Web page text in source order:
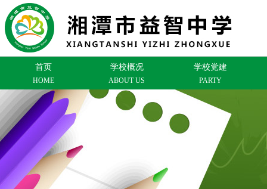
首页
HOME
学校概况
ABOUT US
学校党建
PARTY